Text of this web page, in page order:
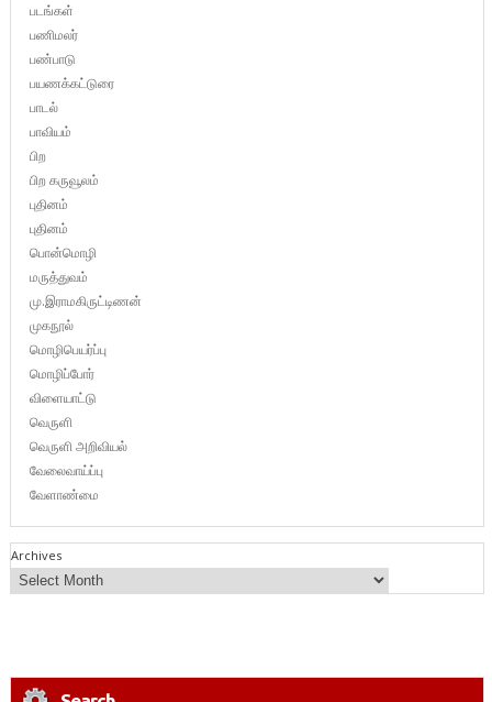
படங்கள்
பணிமலர்
பண்பாடு
பயணக்கட்டுரை
பாடல்
பாவியம்
பிற
பிற கருவூலம்
புதினம்
புதினம்
பொன்மொழி
மருத்துவம்
மு.இராமகிருட்டிணன்
முகநூல்
மொழிபெயர்ப்பு
மொழிப்போர்
விளையாட்டு
வெருளி
வெருளி அறிவியல்
வேலைவாய்ப்பு
வேளாண்மை
Archives